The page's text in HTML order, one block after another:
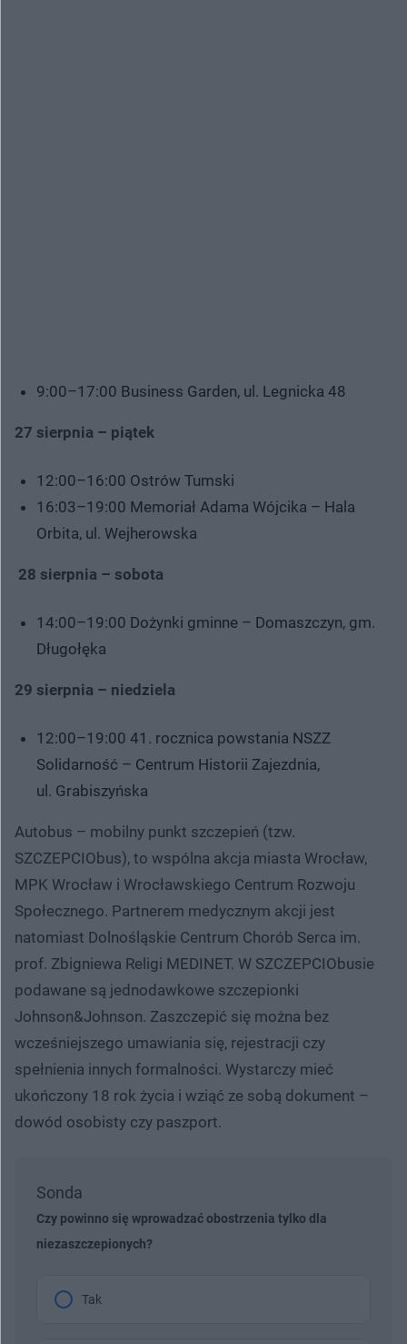
9:00–17:00 Business Garden, ul. Legnicka 48
27 sierpnia – piątek
12:00–16:00 Ostrów Tumski
16:03–19:00 Memoriał Adama Wójcika – Hala
Orbita, ul. Wejherowska
28 sierpnia – sobota
14:00–19:00 Dożynki gminne – Domaszczyn, gm.
Długołęka
29 sierpnia – niedziela
12:00–19:00 41. rocznica powstania NSZZ
Solidarność – Centrum Historii Zajezdnia,
ul. Grabiszyńska
Autobus – mobilny punkt szczepień (tzw.
SZCZEPCIObus), to wspólna akcja miasta Wrocław,
MPK Wrocław i Wrocławskiego Centrum Rozwoju
Społecznego. Partnerem medycznym akcji jest
natomiast Dolnośląskie Centrum Chorób Serca im.
prof. Zbigniewa Religi MEDINET. W SZCZEPCIObusie
podawane są jednodawkowe szczepionki
Johnson&Johnson. Zaszczepić się można bez
wcześniejszego umawiania się, rejestracji czy
spełnienia innych formalności. Wystarczy mieć
ukończony 18 rok życia i wziąć ze sobą dokument –
dowód osobisty czy paszport.
Sonda
Czy powinno się wprowadzać obostrzenia tylko dla
niezaszczepionych?
Tak